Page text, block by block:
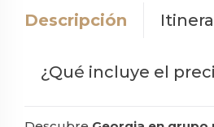
Descripción
¿Qué incluye el